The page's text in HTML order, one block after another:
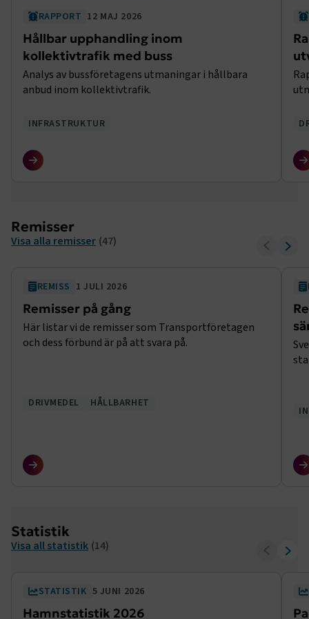
RAPPORT 12 MAJ 2026
Hållbar upphandling inom
kollektivtrafik med buss
Analys av bussföretagens utmaningar i hållbara
anbud inom kollektivtrafik.
INFRASTRUKTUR
Remisser
Visa alla remisser (47)
REMISS 1 JULI 2026
Remisser på gång
Här listar vi de remisser som Transportföretagen
och dess förbund är på att svara på.
DRIVMEDEL HÅLLBARHET
Statistik
Visa all statistik (14)
STATISTIK 5 JUNI 2026
Hamnstatistik 2026